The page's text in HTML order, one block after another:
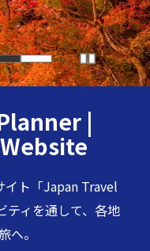
|
イト「Japan Travel
ティを通して、各地
へ。